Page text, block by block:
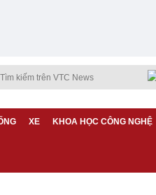
XE KHOA HỌC CÔNG NGHỆ